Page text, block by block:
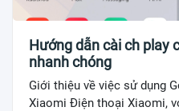
Hướng dẫn cài ch play
nhanh chóng
Giới thiệu về việc sử dụng
Xiaomi Điện thoại Xiaomi,